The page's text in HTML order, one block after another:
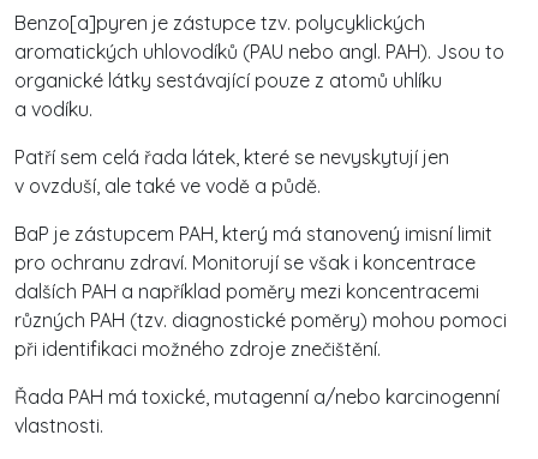
Benzo[a]pyren je zástupce tzv. polycyklických
aromatických uhlovodíků (PAU nebo angl. PAH). Jsou to
organické látky sestávající pouze z atomů uhlíku
a vodíku.
Patří sem celá řada látek, které se nevyskytují jen
v ovzduší, ale také ve vodě a půdě.
BaP je zástupcem PAH, který má stanovený imisní limit
pro ochranu zdraví. Monitorují se však i koncentrace
dalších PAH a například poměry mezi koncentracemi
různých PAH (tzv. diagnostické poměry) mohou pomoci
při identifikaci možného zdroje znečištění.
Řada PAH má toxické, mutagenní a/nebo karcinogenní
vlastnosti.